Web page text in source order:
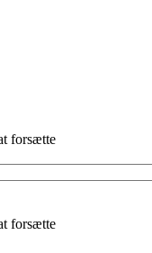
forsætte
forsætte